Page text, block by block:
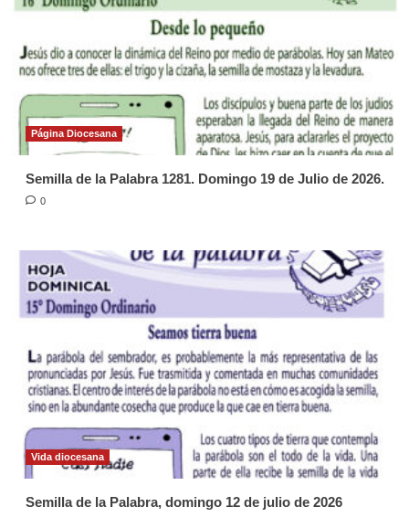
Página Diocesana
Semilla de la Palabra 1281. Domingo 19 de Julio de 2026.
0
Vida diocesana
Semilla de la Palabra, domingo 12 de julio de 2026